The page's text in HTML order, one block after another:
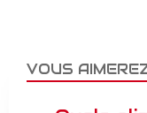
VOUS